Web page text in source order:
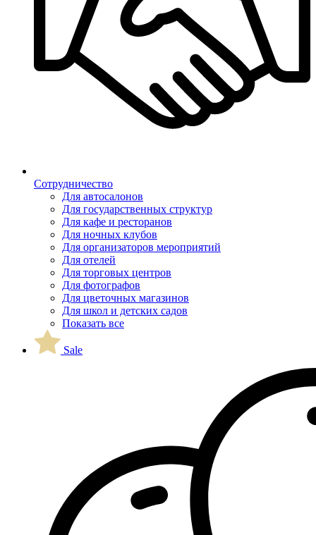
Сотрудничество
Для автосалонов
Для государственных структур
Для кафе и ресторанов
Для ночных клубов
Для организаторов мероприятий
Для отелей
Для торговых центров
Для фотографов
Для цветочных магазинов
Для школ и детских садов
Показать все
Sale